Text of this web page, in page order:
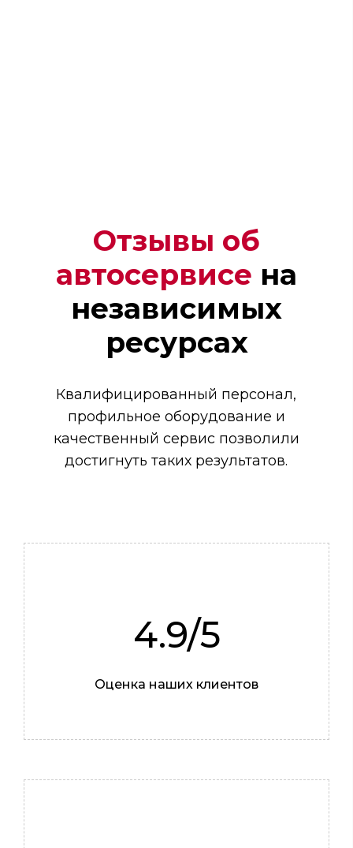
Андрей
Механик
Алексей
Отзывы об
автосервисе на
независимых
ресурсах
Квалифицированный персонал,
профильное оборудование и
качественный сервис позволили
достигнуть таких результатов.
4.9/5
Оценка наших клиентов